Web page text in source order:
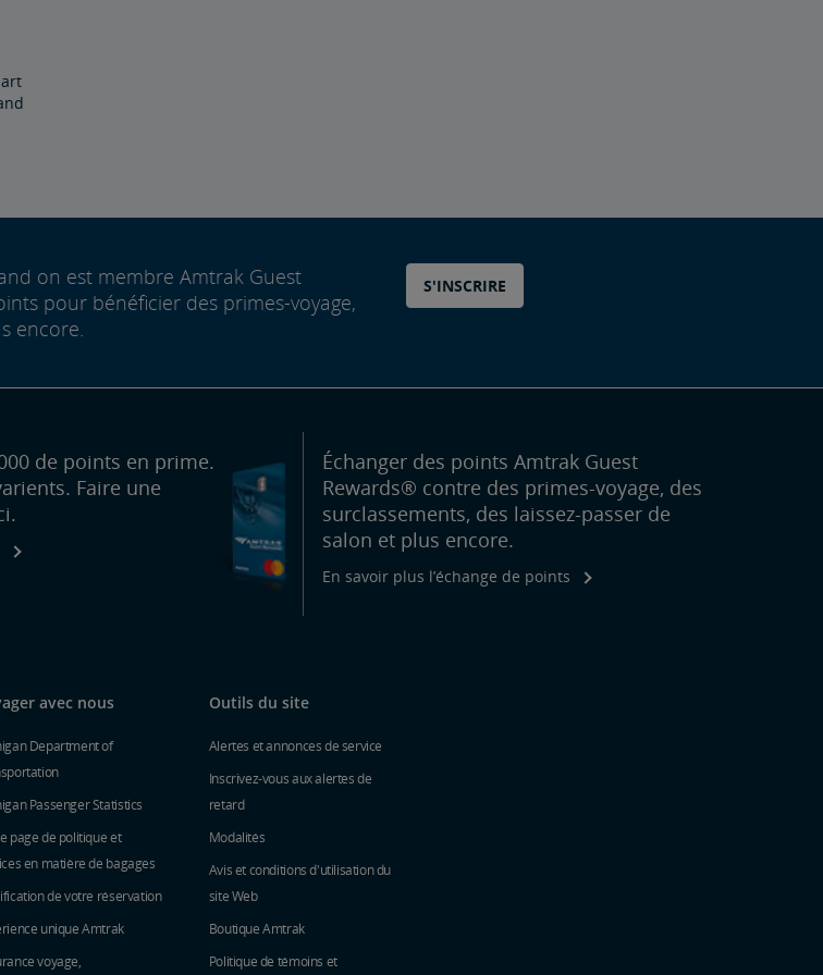
on est membre Amtrak Guest
pour bénéficier des primes-voyage,
encore.
S'INSCRIRE
de points en prime.
Faire une
Échanger des points Amtrak Guest
Rewards® contre des primes-voyage, des
surclassements, des laissez-passer de
salon et plus encore.
En savoir plus l’échange de points
avec nous
Department of
Passenger Statistics
page de politique et
en matière de bagages
de votre réservation
unique Amtrak
voyage,
Outils du site
Alertes et annonces de service
Inscrivez-vous aux alertes de
retard
Modalités
Avis et conditions d'utilisation du
site Web
Boutique Amtrak
Politique de témoins et